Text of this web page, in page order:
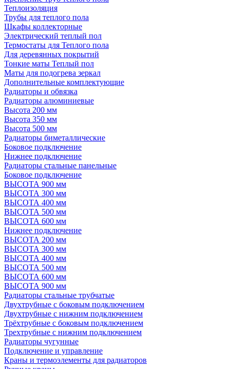
Теплоизоляция
Трубы для теплого пола
Шкафы коллекторные
Электрический теплый пол
Термостаты для Теплого пола
Для деревянных покрытий
Тонкие маты Теплый пол
Маты для подогрева зеркал
Дополнительные комплектующие
Радиаторы и обвязка
Радиаторы алюминиевые
Высота 200 мм
Высота 350 мм
Высота 500 мм
Радиаторы биметаллические
Боковое подключение
Нижнее подключение
Радиаторы стальные панельные
Боковое подключение
ВЫСОТА 900 мм
ВЫСОТА 300 мм
ВЫСОТА 400 мм
ВЫСОТА 500 мм
ВЫСОТА 600 мм
Нижнее подключение
ВЫСОТА 200 мм
ВЫСОТА 300 мм
ВЫСОТА 400 мм
ВЫСОТА 500 мм
ВЫСОТА 600 мм
ВЫСОТА 900 мм
Радиаторы стальные трубчатые
Двухтрубные с боковым подключением
Двухтрубные с нижним подключением
Трёхтрубные с боковым подключением
Трехтрубные с нижним подключением
Радиаторы чугунные
Подключение и управление
Краны и термоэлементы для радиаторов